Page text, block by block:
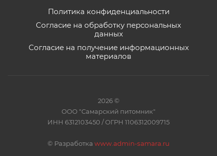
Политика конфиденциальности
Согласие на обработку персональных
данных
Согласие на получение информационных
материалов
2026 ©
ООО "Самарский питомник"
ИНН 6312103450 / ОГРН 1106312009715
© Разработка www.admin-samara.ru